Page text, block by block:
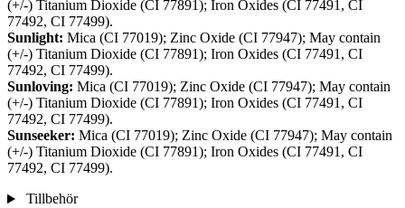
(+/-) Titanium Dioxide (CI 77891); Iron Oxides (CI 77491, CI
77492, CI 77499).
Sunlight: Mica (CI 77019); Zinc Oxide (CI 77947); May contain
(+/-) Titanium Dioxide (CI 77891); Iron Oxides (CI 77491, CI
77492, CI 77499).
Sunloving: Mica (CI 77019); Zinc Oxide (CI 77947); May contain
(+/-) Titanium Dioxide (CI 77891); Iron Oxides (CI 77491, CI
77492, CI 77499).
Sunseeker: Mica (CI 77019); Zinc Oxide (CI 77947); May contain
(+/-) Titanium Dioxide (CI 77891); Iron Oxides (CI 77491, CI
77492, CI 77499).
Tillbehör